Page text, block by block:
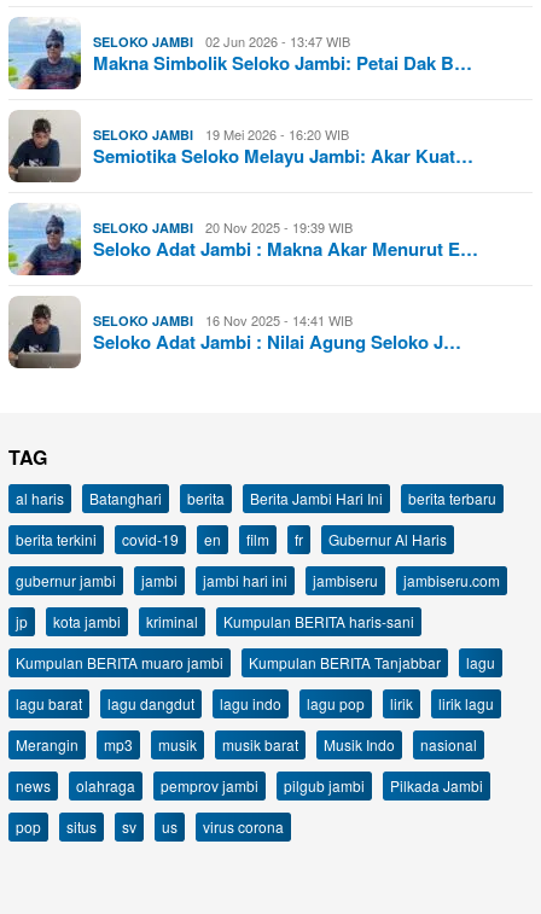
SELOKO JAMBI 02 Jun 2026 - 13:47 WIB
Makna Simbolik Seloko Jambi: Petai Dak B…
SELOKO JAMBI 19 Mei 2026 - 16:20 WIB
Semiotika Seloko Melayu Jambi: Akar Kuat…
SELOKO JAMBI 20 Nov 2025 - 19:39 WIB
Seloko Adat Jambi : Makna Akar Menurut E…
SELOKO JAMBI 16 Nov 2025 - 14:41 WIB
Seloko Adat Jambi : Nilai Agung Seloko J…
TAG
al haris Batanghari berita Berita Jambi Hari Ini
berita terbaru
berita terkini
covid-19 en film fr
Gubernur Al Haris
gubernur jambi
jambi jambi hari ini jambiseru
jambiseru.com
jp
kota jambi kriminal
Kumpulan BERITA haris-sani
Kumpulan BERITA muaro jambi
Kumpulan BERITA Tanjabbar
lagu
lagu barat
lagu dangdut lagu indo lagu pop lirik
lirik lagu
Merangin
mp3 musik musik barat Musik Indo
nasional
news
olahraga pemprov jambi pilgub jambi
Pilkada Jambi
pop
situs sv us virus corona